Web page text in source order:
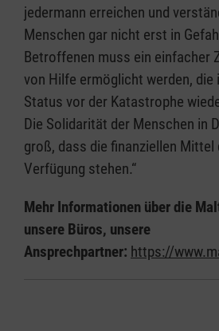
jedermann erreichen und
Menschen gar nicht erst in
Betroffenen muss ein einfacher
von Hilfe ermöglicht werden, die
Status vor der Katastrophe
Die Solidarität der Menschen in
groß, dass die finanziellen Mittel
Verfügung stehen.“
Mehr Informationen über die
unsere Büros, unsere
Ansprechpartner: https://